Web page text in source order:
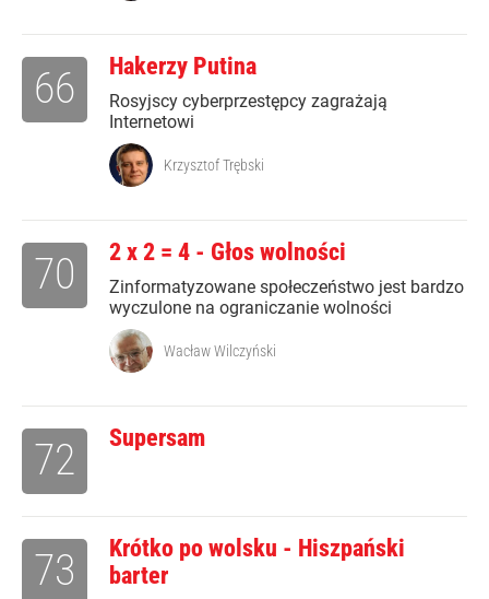
Hakerzy Putina
Rosyjscy cyberprzestępcy zagrażają
Internetowi
66
Krzysztof Trębski
2 x 2 = 4 - Głos wolności
Zinformatyzowane społeczeństwo jest bardzo
wyczulone na ograniczanie wolności
70
Wacław Wilczyński
Supersam
72
Krótko po wolsku - Hiszpański
barter
73